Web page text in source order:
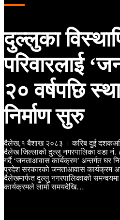
दुल्लुका
परिवारलाई
२० वर्षपछि
निर्माण सुरु
दैलेख,१ बैशाख २०८३ । करिब दुई दशकअघि
दैलेख जिल्लाको दुल्लु नगरपालिका वडा नं.
गर्दै ‘जनताआवास कार्यक्रम’ अन्तर्गत घर
प्रदेश सरकारको जनताआवास कार्यक्रम
दैलेखमार्फत दुल्लु नगरपालिकाको
कार्यक्रमले लामो समयदेखि…